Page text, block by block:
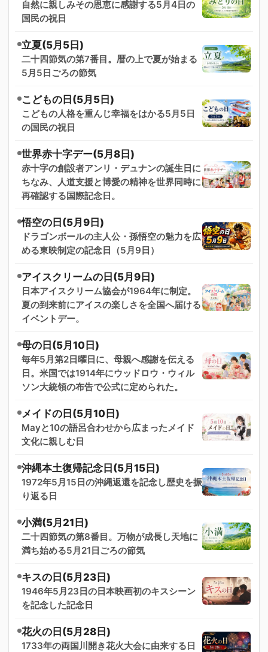
自然に親しみその恩恵に感謝する5月4日の
国民の祝日
立夏(5月5日)
二十四節気の第7番目。暦の上で夏が始まる
5月5日ごろの節気
こどもの日(5月5日)
こどもの人格を重んじ幸福をはかる5月5日
の国民の祝日
世界赤十字デー(5月8日)
赤十字の創設者アンリ・デュナンの誕生日に
ちなみ、人道支援と博愛の精神を世界同時に
再確認する国際記念日。
悟空の日(5月9日)
ドラゴンボールの主人公・孫悟空の魅力を広
める東映制定の記念日（5月9日）
アイスクリームの日(5月9日)
日本アイスクリーム協会が1964年に制定。
夏の到来前にアイスの楽しさを全国へ届ける
イベントデー。
母の日(5月10日)
毎年5月第2日曜日に、母親へ感謝を伝える
日。米国では1914年にウッドロウ・ウィル
ソン大統領の布告で公式に定められた。
メイドの日(5月10日)
Mayと10の語呂合わせから広まったメイド
文化に親しむ日
沖縄本土復帰記念日(5月15日)
1972年5月15日の沖縄返還を記念し歴史を振
り返る日
小満(5月21日)
二十四節気の第8番目。万物が成長し天地に
満ち始める5月21日ごろの節気
キスの日(5月23日)
1946年5月23日の日本映画初のキスシーン
を記念した記念日
花火の日(5月28日)
1733年の両国川開き花火大会に由来する日